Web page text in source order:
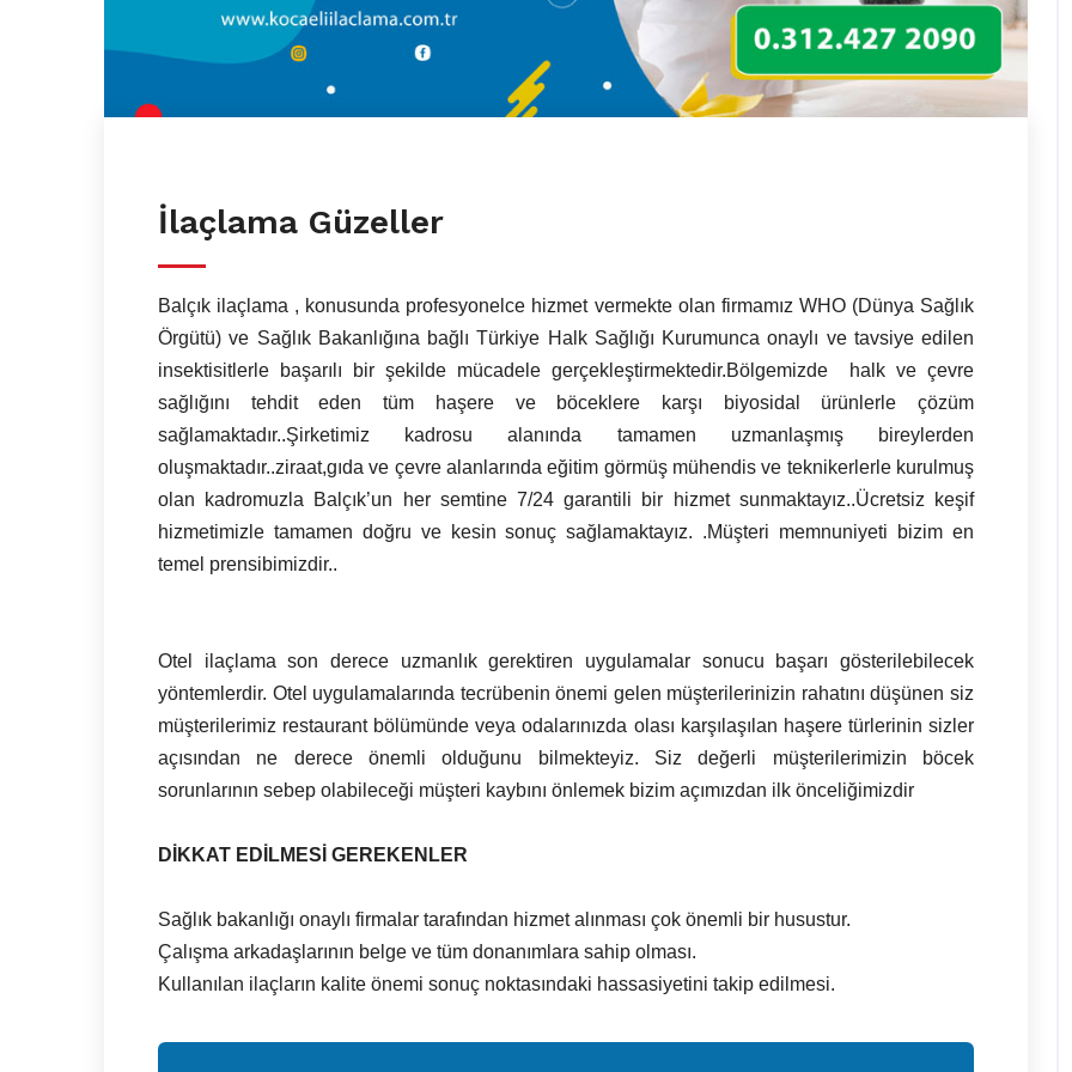
İlaçlama Güzeller
Balçık ilaçlama , konusunda profesyonelce hizmet vermekte olan firmamız WHO (Dünya Sağlık
Örgütü) ve Sağlık Bakanlığına bağlı Türkiye Halk Sağlığı Kurumunca onaylı ve tavsiye edilen
insektisitlerle başarılı bir şekilde mücadele gerçekleştirmektedir.Bölgemizde halk ve çevre
sağlığını tehdit eden tüm haşere ve böceklere karşı biyosidal ürünlerle çözüm
sağlamaktadır..Şirketimiz kadrosu alanında tamamen uzmanlaşmış bireylerden
oluşmaktadır..ziraat,gıda ve çevre alanlarında eğitim görmüş mühendis ve teknikerlerle kurulmuş
olan kadromuzla Balçık’un her semtine 7/24 garantili bir hizmet sunmaktayız..Ücretsiz keşif
hizmetimizle tamamen doğru ve kesin sonuç sağlamaktayız. .Müşteri memnuniyeti bizim en
temel prensibimizdir..
Otel ilaçlama son derece uzmanlık gerektiren uygulamalar sonucu başarı gösterilebilecek
yöntemlerdir. Otel uygulamalarında tecrübenin önemi gelen müşterilerinizin rahatını düşünen siz
müşterilerimiz restaurant bölümünde veya odalarınızda olası karşılaşılan haşere türlerinin sizler
açısından ne derece önemli olduğunu bilmekteyiz. Siz değerli müşterilerimizin böcek
sorunlarının sebep olabileceği müşteri kaybını önlemek bizim açımızdan ilk önceliğimizdir
DİKKAT EDİLMESİ GEREKENLER
Sağlık bakanlığı onaylı firmalar tarafından hizmet alınması çok önemli bir husustur.
Çalışma arkadaşlarının belge ve tüm donanımlara sahip olması.
Kullanılan ilaçların kalite önemi sonuç noktasındaki hassasiyetini takip edilmesi.